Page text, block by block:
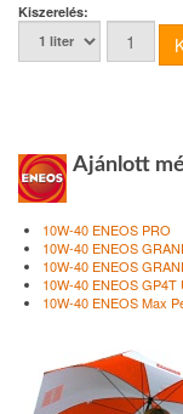
Kiszerelés:
Ajánlott
10W-40 ENEOS PRO
10W-40 ENEOS
10W-40 ENEOS
10W-40 ENEOS GP4T
10W-40 ENEOS Max